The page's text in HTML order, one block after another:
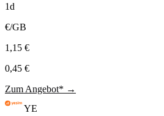
1d
€/GB
1,15 €
0,45 €
Zum Angebot* →
YE